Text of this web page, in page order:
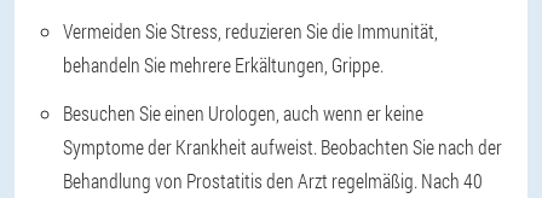
Vermeiden Sie Stress, reduzieren Sie die Immunität,
behandeln Sie mehrere Erkältungen, Grippe.
Besuchen Sie einen Urologen, auch wenn er keine
Symptome der Krankheit aufweist. Beobachten Sie nach der
Behandlung von Prostatitis den Arzt regelmäßig. Nach 40